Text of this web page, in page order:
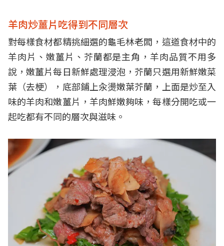
羊肉炒薑片吃得到不同層次
對每樣食材都精挑細選的龜毛林老闆，這道食材中的
羊肉片、嫩薑片、芥蘭都是主角，羊肉品質不用多
說，嫩薑片每日新鮮處理浸泡，芥蘭只選用新鮮嫩菜
葉（去梗），底部鋪上汆燙嫩葉芥蘭，上面是炒至入
味的羊肉和嫩薑片，羊肉鮮嫩夠味，每樣分開吃或一
起吃都有不同的層次與滋味。